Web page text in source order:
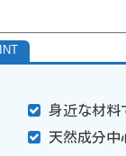
身近な材料
天然成分中